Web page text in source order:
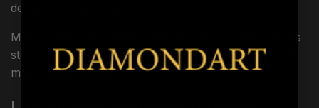
detaljer vil motivet typisk få.
Mindre størrelser passer godt til simple motiver, mens
større billeder anbefales til portrætter, dyr og billeder
med mange detaljer.